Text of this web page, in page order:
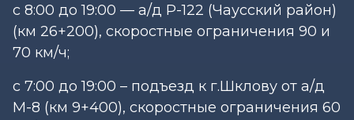
с 8:00 до 19:00 — а/д Р-122 (Чаусский район)
(км 26+200), скоростные ограничения 90 и
70 км/ч;
с 7:00 до 19:00 – подъезд к г.Шклову от а/д
М-8 (км 9+400), скоростные ограничения 60